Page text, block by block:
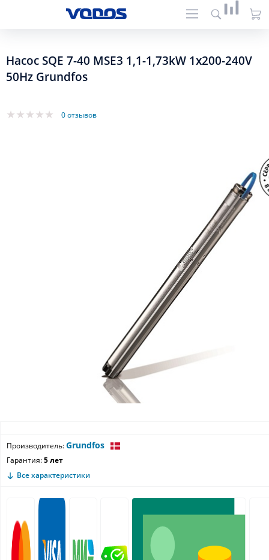
Насос SQE 7-40 MSE3 1,1-1,73kW 1x200-240V
50Hz Grundfos
0 отзывов
Производитель:Grundfos
Гарантия:5 лет
Все характеристики